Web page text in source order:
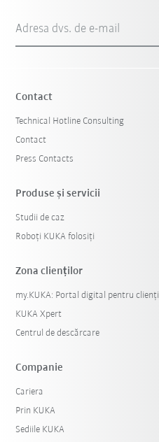
Adresa dvs. de e-mail
Contact
Technical Hotline Consulting
Contact
Press Contacts
Produse şi servicii
Studii de caz
Roboți KUKA folosiți
Zona clienților
my.KUKA: Portal digital pentru clienți
KUKA Xpert
Centrul de descărcare
Companie
Cariera
Prin KUKA
Sediile KUKA